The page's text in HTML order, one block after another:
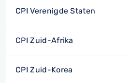
CPI Verenigde Staten
CPI Zuid-Afrika
CPI Zuid-Korea